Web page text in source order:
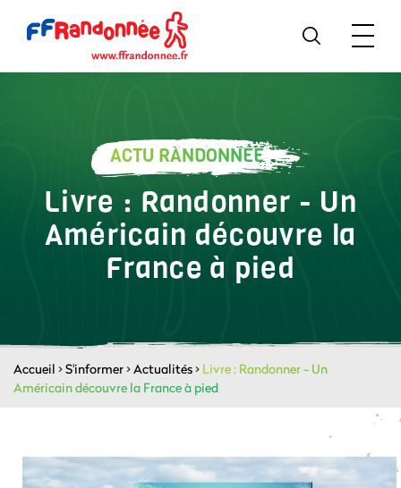
ACTU RANDONNÉE
Livre : Randonner - Un
Américain découvre la
France à pied
Accueil >S'informer>Actualités> Livre : Randonner - Un
Américain découvre la France à pied